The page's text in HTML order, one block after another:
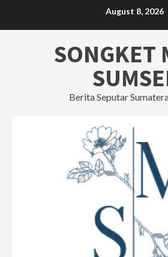
August 8, 2026
SONGKET
Berita Seputar